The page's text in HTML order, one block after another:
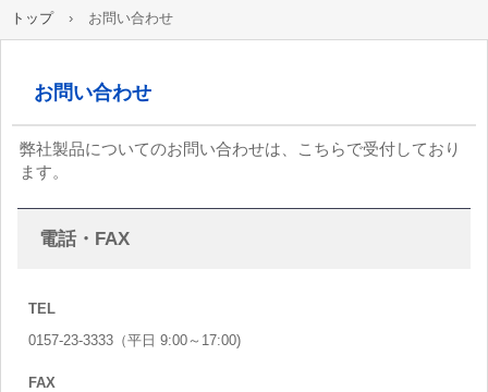
トップ › お問い合わせ
お問い合わせ
弊社製品についてのお問い合わせは、こちらで受付しており
ます。
電話・FAX
TEL
0157-23-3333（平日 9:00～17:00)
FAX